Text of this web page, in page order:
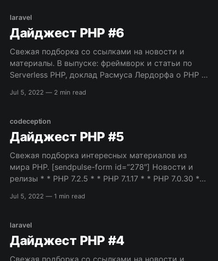
laravel
Дайджест PHP #6
Свежая подборка со ссылками на новости и
материалы. В выпуске: фреймворк и статьи по
Serverless PHP, доклад Расмуса Лердорфа о PHP в
Internals, порция полезных инструментов, и
id=”278″] Новости и релизы * * PhpStorm 2018.2
EAP — Стартовала
Jul 5, 2022 — 2 min read
codeception
Дайджест PHP #5
Свежая подборка интересных материалов из
мира PHP. [sendpulse-form id=”278″] Новости и
релизы * * PHP 7.2.5 * * PHP 7.1.17 * * PHP 7.0.30 *
менеджеры PHP 7.3 — Ими стали Christoph M.
— Предлагается
Jul 5, 2022 — 1 min read
laravel
Дайджест PHP #4